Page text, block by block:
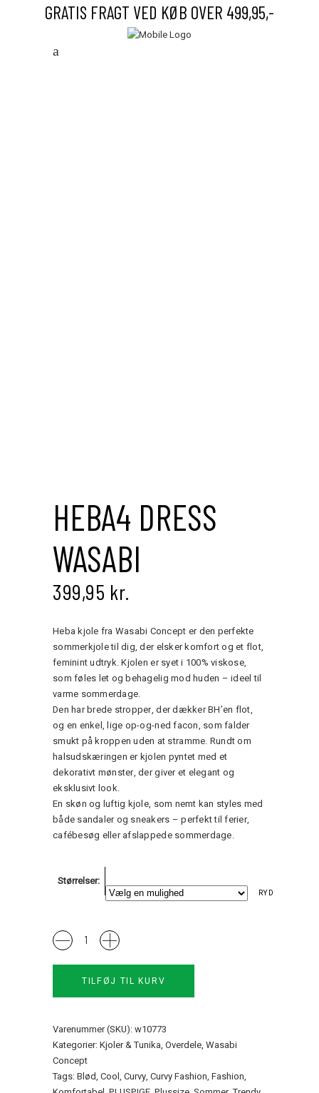
GRATIS FRAGT VED KØB OVER 499,95,-
HEBA4 DRESS
WASABI
399,95 kr.
Heba kjole fra Wasabi Concept er den perfekte
sommerkjole til dig, der elsker komfort og et flot,
feminint udtryk. Kjolen er syet i 100% viskose,
som føles let og behagelig mod huden – ideel til
varme sommerdage.
Den har brede stropper, der dækker BH’en flot,
og en enkel, lige op-og-ned facon, som falder
smukt på kroppen uden at stramme. Rundt om
halsudskæringen er kjolen pyntet med et
dekorativt mønster, der giver et elegant og
eksklusivt look.
En skøn og luftig kjole, som nemt kan styles med
både sandaler og sneakers – perfekt til ferier,
cafébesøg eller afslappede sommerdage.
Størrelser
RYD
Heba4
Dress
Wasabi
quantityTILFØJ TIL KURV
Varenummer (SKU):w10773
Kategorier:Kjoler & Tunika, Overdele, Wasabi
Concept
Tags:Blød, Cool, Curvy, Curvy Fashion, Fashion,